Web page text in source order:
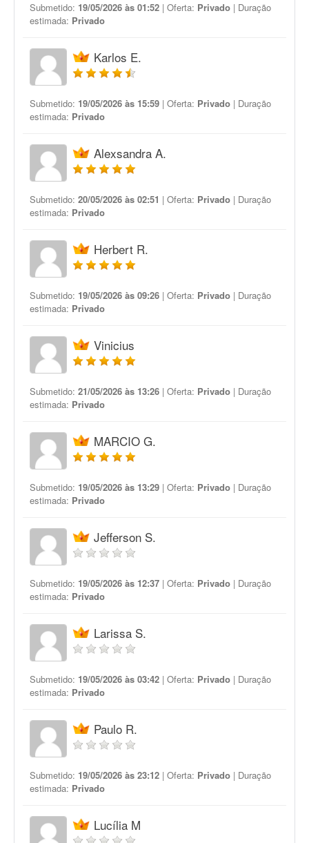
Submetido: 19/05/2026 às 01:52 | Oferta: Privado | Duração
estimada: Privado
Karlos E.
Submetido: 19/05/2026 às 15:59 | Oferta: Privado | Duração
estimada: Privado
Alexsandra A.
Submetido: 20/05/2026 às 02:51 | Oferta: Privado | Duração
estimada: Privado
Herbert R.
Submetido: 19/05/2026 às 09:26 | Oferta: Privado | Duração
estimada: Privado
Vinicius
Submetido: 21/05/2026 às 13:26 | Oferta: Privado | Duração
estimada: Privado
MARCIO G.
Submetido: 19/05/2026 às 13:29 | Oferta: Privado | Duração
estimada: Privado
Jefferson S.
Submetido: 19/05/2026 às 12:37 | Oferta: Privado | Duração
estimada: Privado
Larissa S.
Submetido: 19/05/2026 às 03:42 | Oferta: Privado | Duração
estimada: Privado
Paulo R.
Submetido: 19/05/2026 às 23:12 | Oferta: Privado | Duração
estimada: Privado
Lucília M